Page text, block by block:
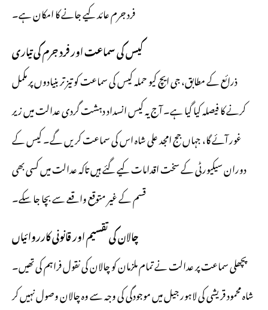
فرد جرم عائد کیے جانے کا امکان ہے۔
کیس کی سماعت اور فرد جرم کی تیاری
ذرائع کے مطابق، جی ایچ کیو حملہ کیس کی سماعت کو تیز تر بنیادوں پر مکمل
کرنے کا فیصلہ کیا گیا ہے۔ آج یہ کیس انسداد دہشت گردی عدالت میں زیر
غور آئے گا، جہاں جج امجد علی شاہ اس کی سماعت کریں گے۔ کیس کے
دوران سیکیورٹی کے سخت اقدامات کیے گئے ہیں تاکہ عدالت میں کسی بھی
قسم کے غیر متوقع واقعے سے بچا جا سکے۔
چالان کی تقسیم اور قانونی کارروائیاں
پچھلی سماعت پر عدالت نے تمام ملزمان کو چالان کی نقول فراہم کی تھیں۔
شاہ محمود قریشی کی لاہور جیل میں موجودگی کی وجہ سے وہ چالان وصول نہیں کر